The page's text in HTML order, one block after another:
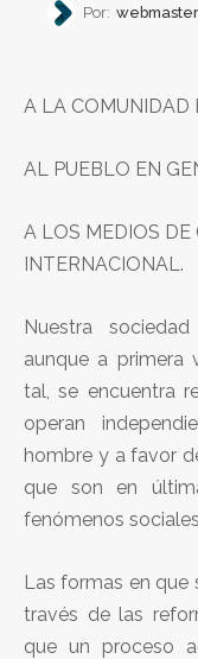
Por: webmaster
A LA COMUNIDAD
AL PUEBLO EN
A LOS MEDIOS
INTERNACIONAL.
Nuestra
aunque a primera
tal, se encuentra
operan
hombre y a favor
que son en
fenómenos
Las formas en que
través de las
que un proceso